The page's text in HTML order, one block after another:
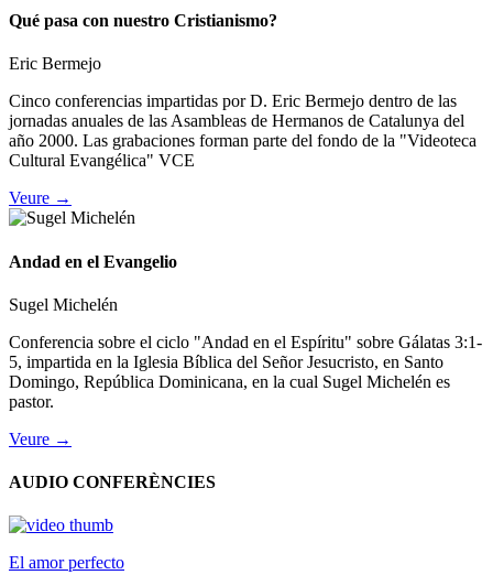
Qué pasa con nuestro Cristianismo?
Eric Bermejo
Cinco conferencias impartidas por D. Eric Bermejo dentro de las
jornadas anuales de las Asambleas de Hermanos de Catalunya del
año 2000. Las grabaciones forman parte del fondo de la "Videoteca
Cultural Evangélica" VCE
Veure →
Andad en el Evangelio
Sugel Michelén
Conferencia sobre el ciclo "Andad en el Espíritu" sobre Gálatas 3:1-
5, impartida en la Iglesia Bíblica del Señor Jesucristo, en Santo
Domingo, República Dominicana, en la cual Sugel Michelén es
pastor.
Veure →
AUDIO CONFERÈNCIES
El amor perfecto